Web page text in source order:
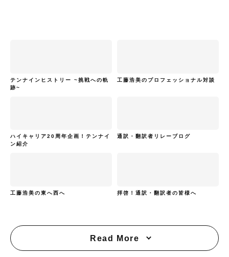
テンナインヒストリー ~挑戦への軌
跡~
工藤浩美のプロフェッショナル対談
ハイキャリア20周年企画！テンナイ
ン紹介
通訳・翻訳者リレーブログ
工藤浩美の東へ西へ 拝啓！通訳・翻訳者の皆様へ
Read More